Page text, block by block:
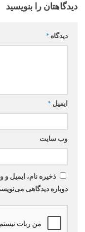
دیدگاهتان را بنویسید
دیدگاه *
ایمیل *
وب‌ سایت
ذخیره نام، ایمیل
دوباره دیدگاهی